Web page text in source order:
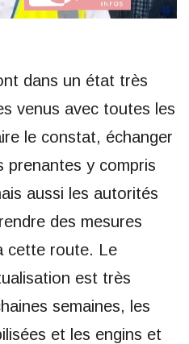
dans un état très
venus avec toutes les
le constat, échanger
prenantes y compris
aussi les autorités
des mesures
cette route. Le
est très
semaines, les
et les engins et